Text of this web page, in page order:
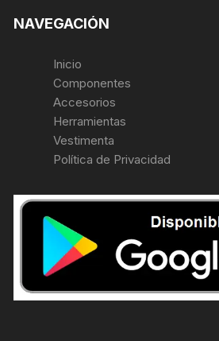
NAVEGACIÓN
Inicio
Componentes
Accesorios
Herramientas
Vestimenta
Política de Privacidad